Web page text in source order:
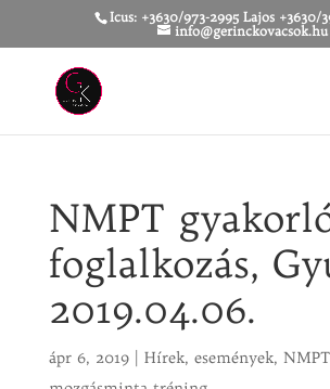
Icus: +3630/973-2995 Lajos +3630/
info@gerinckovacsok.hu
NMPT
foglalkozás,
2019.04.06.
ápr 6, 2019| Hírek, események,